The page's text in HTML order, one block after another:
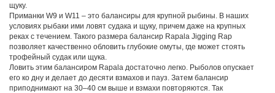
щуку.
Приманки W9 и W11 – это балансиры для крупной рыбины. В наших
условиях рыбаки ими ловят судака и щуку, причем даже на крупных
реках с течением. Такого размера балансир Rapala Jigging Rap
позволяет качественно обловить глубокие омуты, где может стоять
трофейный судак или щука.
Ловить этим балансиром Rapala достаточно легко. Рыболов опускает
его ко дну и делает до десяти взмахов и пауз. Затем балансир
приподнимают на 30–40 см выше и взмахи повторяются. Так